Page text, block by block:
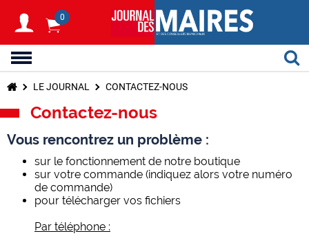
0
LE JOURNAL CONTACTEZ-NOUS
Contactez-nous
Vous rencontrez un problème :
sur le fonctionnement de notre boutique
sur votre commande (indiquez alors votre numéro
de commande)
pour télécharger vos fichiers
Par téléphone :